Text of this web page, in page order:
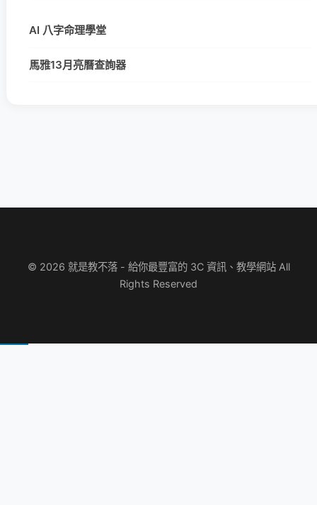
AI 八字命理學堂
馬雅13月亮曆查詢器
© 2026 就是教不落 - 給你最豐富的 3C 資訊、教學網站 All
Rights Reserved